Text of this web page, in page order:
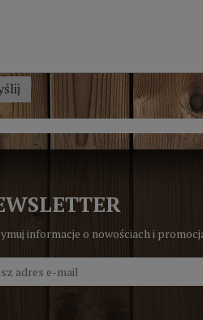
informacje o nowościach i